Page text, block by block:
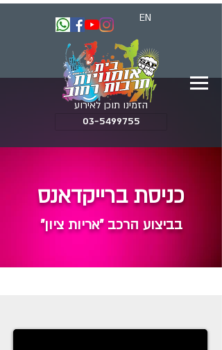
EN
הזמינו תוכן לאירוע
03-5499755
כניסת ברייקדאנס
בביצוע הרכב "אריות ציון"